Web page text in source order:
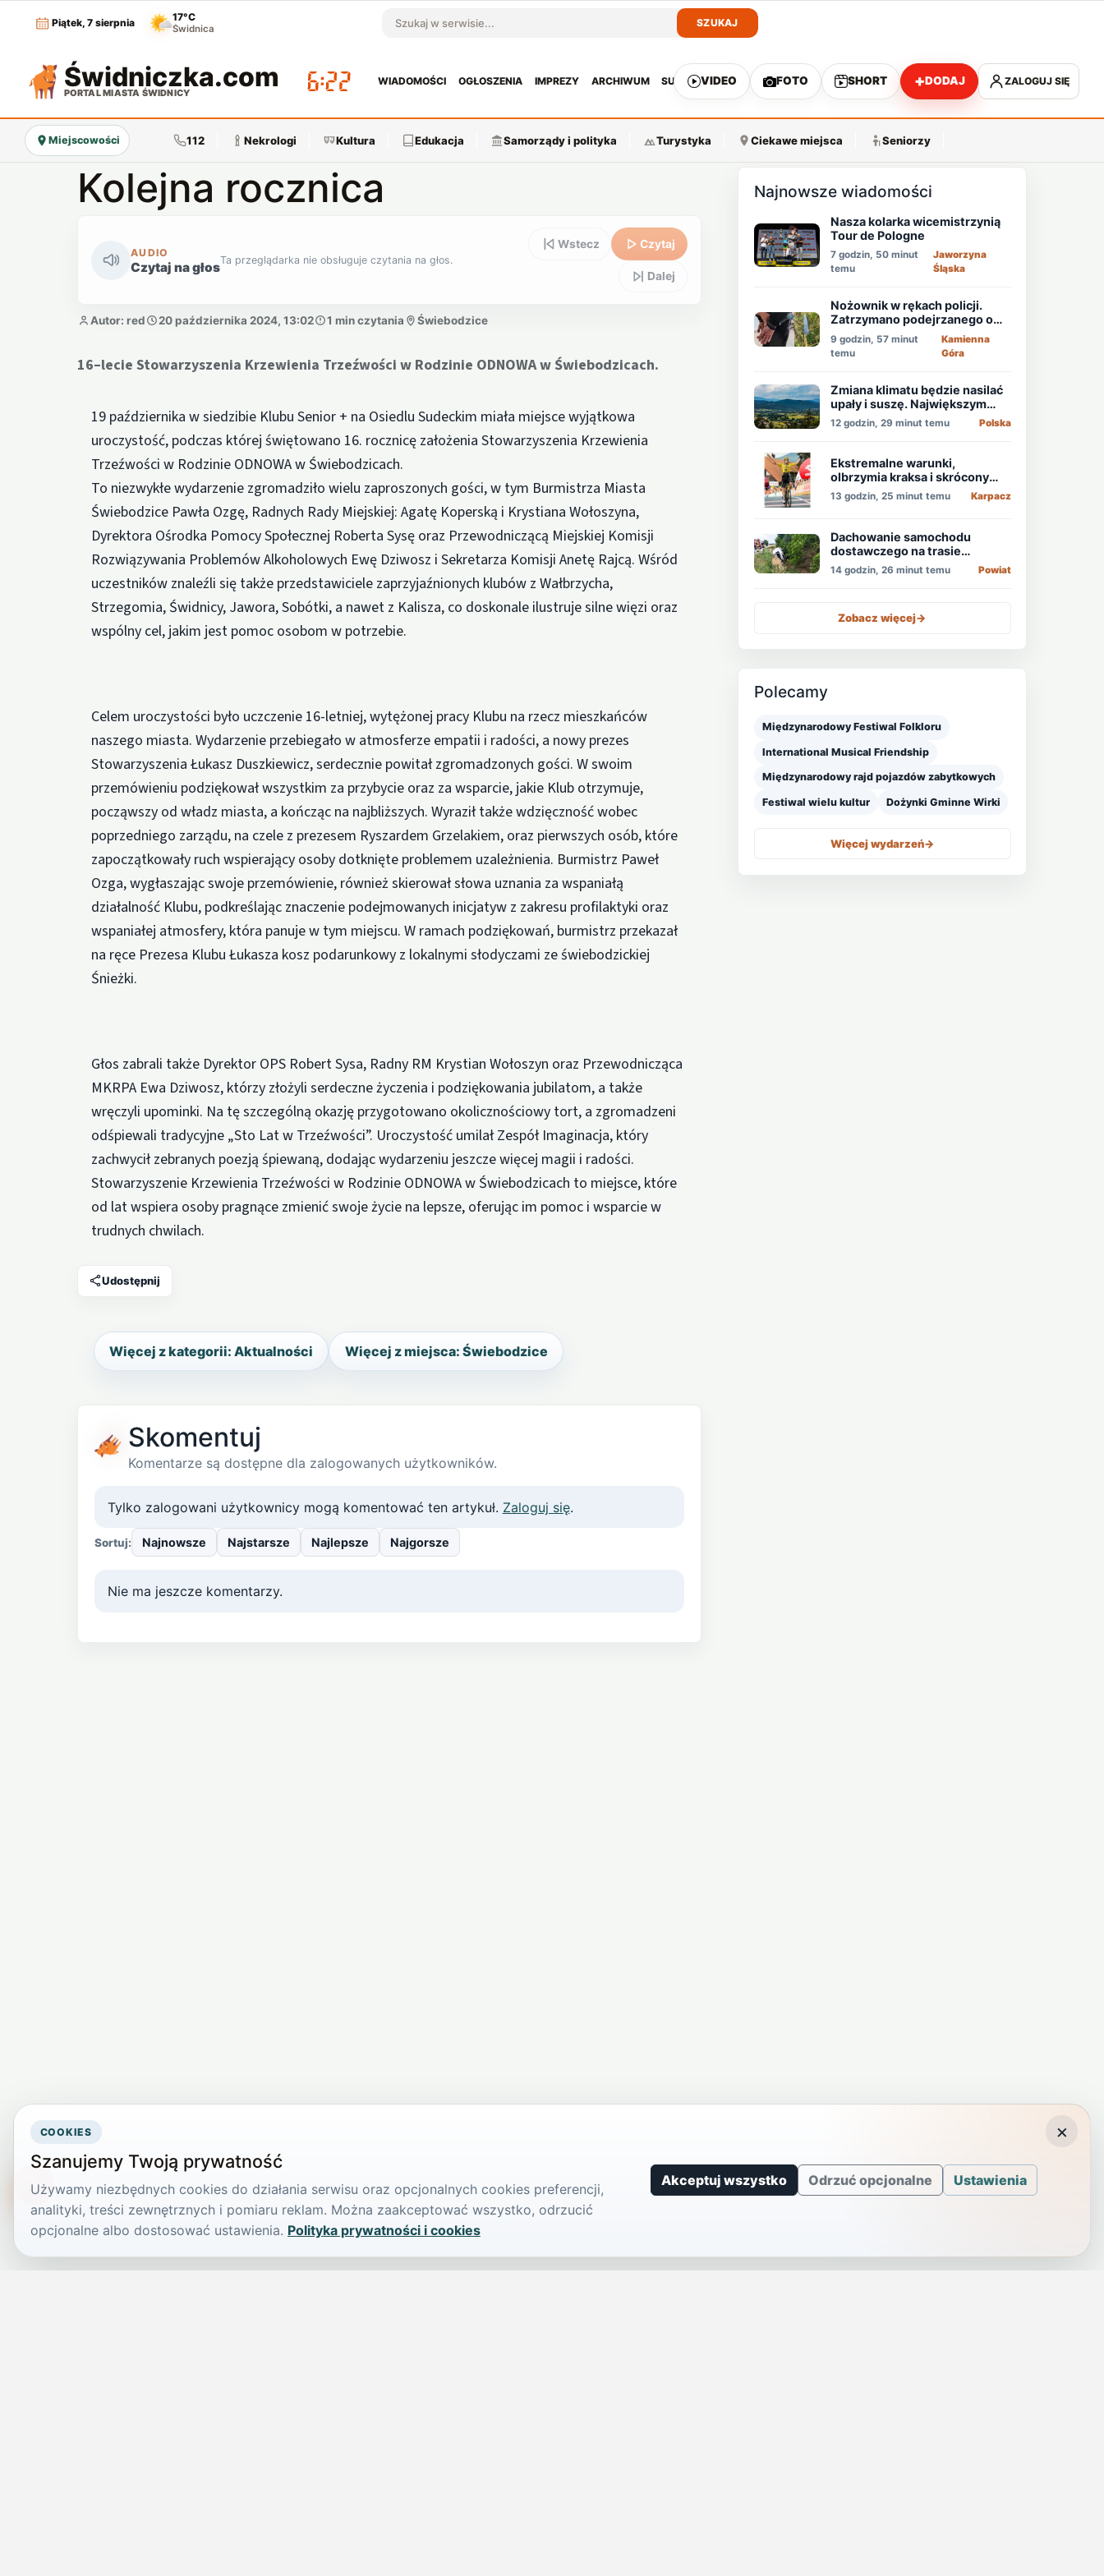
Piątek, 7 sierpnia
17°C
Świdnica Szukaj w serwisie
SZUKAJ
Świdniczka.com
PORTAL MIASTA ŚWIDNICY 06:22
WIADOMOŚCI OGŁOSZENIA IMPREZY ARCHIWUM SUBSKRYPCJA
VIDEO FOTO SHORT +DODAJ ZALOGUJ SIĘ
Miejscowości 112 Nekrologi Kultura Edukacja Samorządy i polityka Turystyka Ciekawe miejsca Seniorzy
Kolejna rocznica
AUDIO
Czytaj na głosTa przeglądarka nie obsługuje czytania na głos.
Wstecz Czytaj
Dalej
Autor: red 20 października 2024, 13:02 1 min czytania Świebodzice
16–lecie Stowarzyszenia Krzewienia Trzeźwości w Rodzinie ODNOWA w Świebodzicach.
19 października w siedzibie Klubu Senior + na Osiedlu Sudeckim miała miejsce wyjątkowa
uroczystość, podczas której świętowano 16. rocznicę założenia Stowarzyszenia Krzewienia
Trzeźwości w Rodzinie ODNOWA w Świebodzicach.
To niezwykłe wydarzenie zgromadziło wielu zaproszonych gości, w tym Burmistrza Miasta
Świebodzice Pawła Ozgę, Radnych Rady Miejskiej: Agatę Koperską i Krystiana Wołoszyna,
Dyrektora Ośrodka Pomocy Społecznej Roberta Sysę oraz Przewodniczącą Miejskiej Komisji
Rozwiązywania Problemów Alkoholowych Ewę Dziwosz i Sekretarza Komisji Anetę Rajcą. Wśród
uczestników znaleźli się także przedstawiciele zaprzyjaźnionych klubów z Wałbrzycha,
Strzegomia, Świdnicy, Jawora, Sobótki, a nawet z Kalisza, co doskonale ilustruje silne więzi oraz
wspólny cel, jakim jest pomoc osobom w potrzebie.
Celem uroczystości było uczczenie 16-letniej, wytężonej pracy Klubu na rzecz mieszkańców
naszego miasta. Wydarzenie przebiegało w atmosferze empatii i radości, a nowy prezes
Stowarzyszenia Łukasz Duszkiewicz, serdecznie powitał zgromadzonych gości. W swoim
przemówieniu podziękował wszystkim za przybycie oraz za wsparcie, jakie Klub otrzymuje,
począwszy od władz miasta, a kończąc na najbliższych. Wyraził także wdzięczność wobec
poprzedniego zarządu, na czele z prezesem Ryszardem Grzelakiem, oraz pierwszych osób, które
zapoczątkowały ruch wspierający osoby dotknięte problemem uzależnienia. Burmistrz Paweł
Ozga, wygłaszając swoje przemówienie, również skierował słowa uznania za wspaniałą
działalność Klubu, podkreślając znaczenie podejmowanych inicjatyw z zakresu profilaktyki oraz
wspaniałej atmosfery, która panuje w tym miejscu. W ramach podziękowań, burmistrz przekazał
na ręce Prezesa Klubu Łukasza kosz podarunkowy z lokalnymi słodyczami ze świebodzickiej
Śnieżki.
Głos zabrali także Dyrektor OPS Robert Sysa, Radny RM Krystian Wołoszyn oraz Przewodnicząca
MKRPA Ewa Dziwosz, którzy złożyli serdeczne życzenia i podziękowania jubilatom, a także
wręczyli upominki. Na tę szczególną okazję przygotowano okolicznościowy tort, a zgromadzeni
odśpiewali tradycyjne „Sto Lat w Trzeźwości”. Uroczystość umilał Zespół Imaginacja, który
zachwycił zebranych poezją śpiewaną, dodając wydarzeniu jeszcze więcej magii i radości.
Stowarzyszenie Krzewienia Trzeźwości w Rodzinie ODNOWA w Świebodzicach to miejsce, które
od lat wspiera osoby pragnące zmienić swoje życie na lepsze, oferując im pomoc i wsparcie w
trudnych chwilach.
Udostępnij
Więcej z kategorii: Aktualności Więcej z miejsca: Świebodzice
Skomentuj
Komentarze są dostępne dla zalogowanych użytkowników.
Tylko zalogowani użytkownicy mogą komentować ten artykuł. Zaloguj się.
Sortuj: Najnowsze Najstarsze Najlepsze Najgorsze
Nie ma jeszcze komentarzy.
Najnowsze wiadomości
Nasza kolarka wicemistrzynią
Tour de Pologne
7 godzin, 50 minut
temu
Jaworzyna
Śląska
Nożownik w rękach policji.
Zatrzymano podejrzanego o
usiłowanie zabójstwa!
9 godzin, 57 minut
temu
Kamienna
Góra
Zmiana klimatu będzie nasilać
upały i suszę. Największym
zagrożeniem jest niedobór
wody
12 godzin, 29 minut temu Polska
Ekstremalne warunki,
olbrzymia kraksa i skrócony
etap, który padł łupem
Holendra!
13 godzin, 25 minut temu Karpacz
Dachowanie samochodu
dostawczego na trasie
Świdnica - Wrocław
14 godzin, 26 minut temu Powiat
Zobacz więcej->
Polecamy
Międzynarodowy Festiwal Folkloru
International Musical Friendship
Międzynarodowy rajd pojazdów zabytkowych
Festiwal wielu kultur Dożynki Gminne Wirki
Więcej wydarzeń->
COOKIES
Szanujemy Twoją prywatność
Używamy niezbędnych cookies do działania serwisu oraz opcjonalnych cookies preferencji,
analityki, treści zewnętrznych i pomiaru reklam. Można zaakceptować wszystko, odrzucić
opcjonalne albo dostosować ustawienia. Polityka prywatności i cookies
Akceptuj wszystko Odrzuć opcjonalne Ustawienia
×
TikTokowa Jelonka